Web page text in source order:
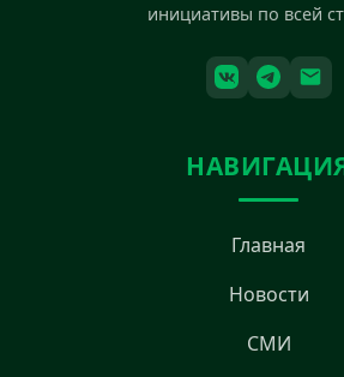
инициативы по всей
Главная
Новости
СМИ